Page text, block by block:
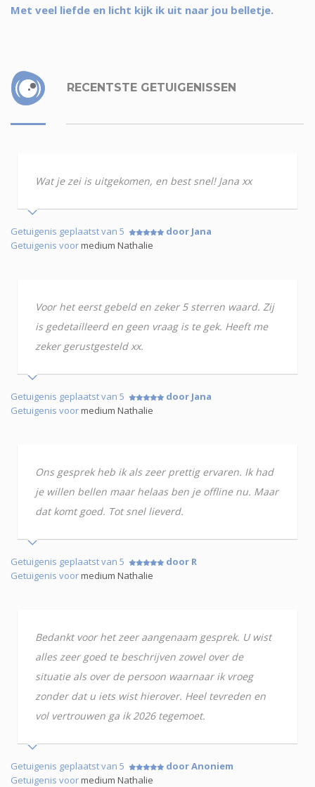
Met veel liefde en licht kijk ik uit naar jou belletje.
RECENTSTE GETUIGENISSEN
Wat je zei is uitgekomen, en best snel! Jana xx
Getuigenis geplaatst van 5
door Jana
Getuigenis voormedium Nathalie
Voor het eerst gebeld en zeker 5 sterren waard. Zij
is gedetailleerd en geen vraag is te gek. Heeft me
zeker gerustgesteld xx.
Getuigenis geplaatst van 5
door Jana
Getuigenis voormedium Nathalie
Ons gesprek heb ik als zeer prettig ervaren. Ik had
je willen bellen maar helaas ben je offline nu. Maar
dat komt goed. Tot snel lieverd.
Getuigenis geplaatst van 5
door R
Getuigenis voormedium Nathalie
Bedankt voor het zeer aangenaam gesprek. U wist
alles zeer goed te beschrijven zowel over de
situatie als over de persoon waarnaar ik vroeg
zonder dat u iets wist hierover. Heel tevreden en
vol vertrouwen ga ik 2026 tegemoet.
Getuigenis geplaatst van 5
door Anoniem
Getuigenis voormedium Nathalie